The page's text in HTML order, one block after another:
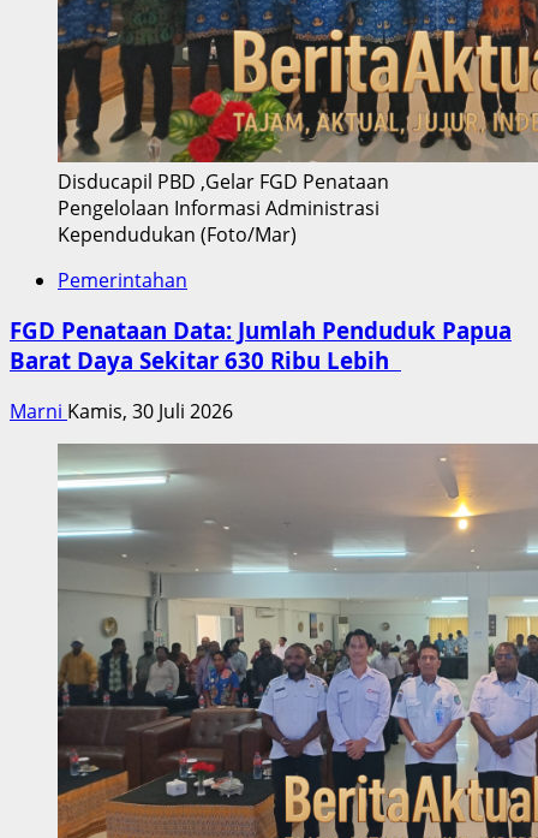
Disducapil PBD ,Gelar FGD Penataan
Pengelolaan Informasi Administrasi
Kependudukan (Foto/Mar)
Pemerintahan
FGD Penataan Data: Jumlah Penduduk Papua
Barat Daya Sekitar 630 Ribu Lebih
Marni Kamis, 30 Juli 2026